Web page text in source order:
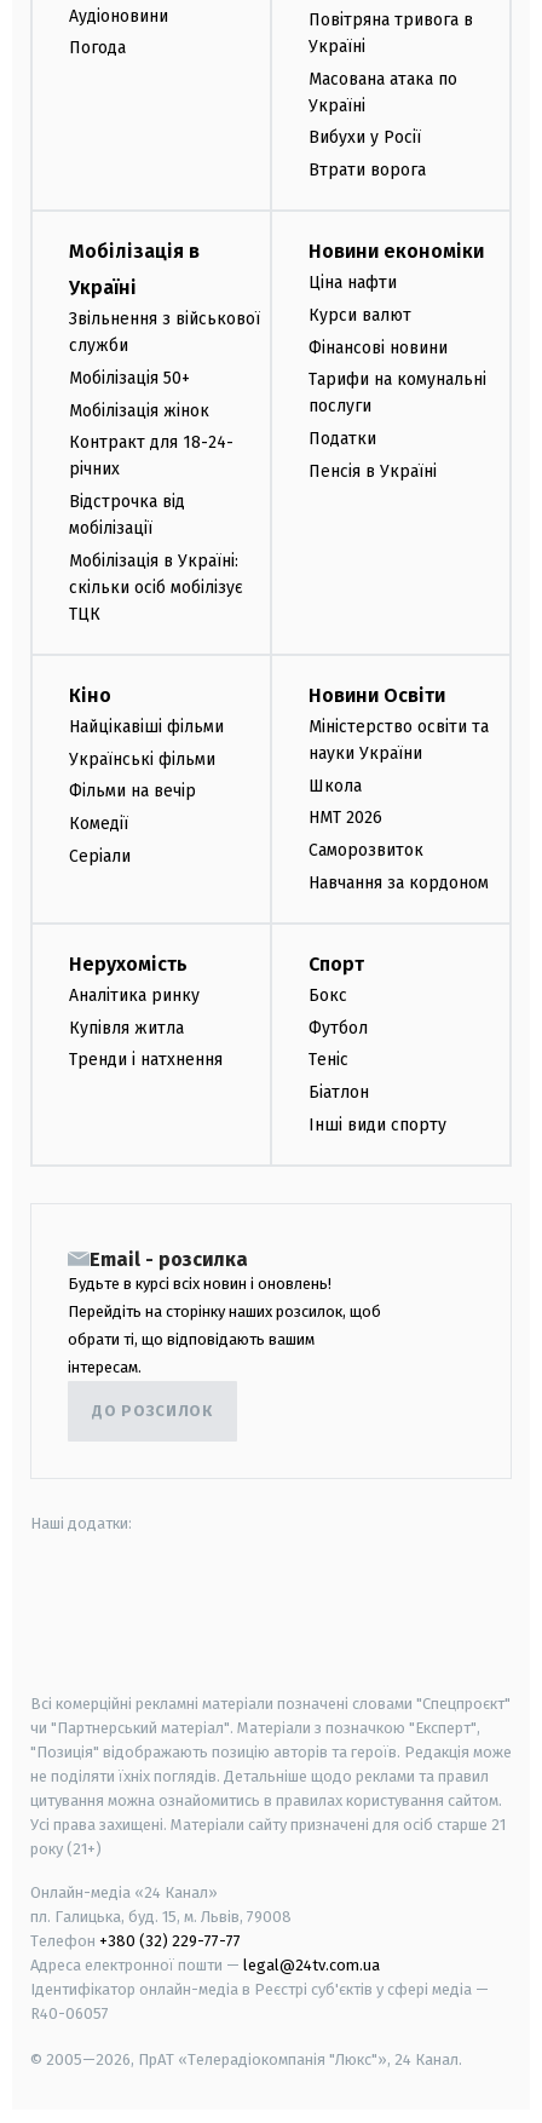
Аудіоновини
Погода
Повітряна тривога в
Україні
Масована атака по
Україні
Вибухи у Росії
Втрати ворога
Мобілізація в
Україні
Звільнення з військової
служби
Мобілізація 50+
Мобілізація жінок
Контракт для 18-24-
річних
Відстрочка від
мобілізації
Мобілізація в Україні:
скільки осіб мобілізує
ТЦК
Новини економіки
Ціна нафти
Курси валют
Фінансові новини
Тарифи на комунальні
послуги
Податки
Пенсія в Україні
Кіно
Найцікавіші фільми
Українські фільми
Фільми на вечір
Комедії
Серіали
Новини Освіти
Міністерство освіти та
науки України
Школа
НМТ 2026
Саморозвиток
Навчання за кордоном
Нерухомість
Аналітика ринку
Купівля житла
Тренди і натхнення
Спорт
Бокс
Футбол
Теніс
Біатлон
Інші види спорту
Email - розсилка
Будьте в курсі всіх новин і оновлень!
Перейдіть на сторінку наших розсилок, щоб
обрати ті, що відповідають вашим
інтересам.
ДО РОЗСИЛОК
Наші додатки:
Всі комерційні рекламні матеріали позначені словами "Спецпроєкт"
чи "Партнерський матеріал". Матеріали з позначкою "Експерт",
"Позиція" відображають позицію авторів та героїв. Редакція може
не поділяти їхніх поглядів. Детальніше щодо реклами та правил
цитування можна ознайомитись в правилах користування сайтом.
Усі права захищені. Матеріали сайту призначені для осіб старше 21
року (21+)
Онлайн-медіа «24 Канал»
пл. Галицька, буд. 15, м. Львів, 79008
Телефон +380 (32) 229-77-77
Адреса електронної пошти — legal@24tv.com.ua
Ідентифікатор онлайн-медіа в Реєстрі суб'єктів у сфері медіа —
R40-06057
© 2005—2026, ПрАТ «Телерадіокомпанія "Люкс"», 24 Канал.